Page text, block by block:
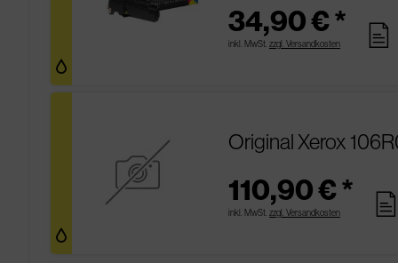
34,90 € *
inkl. MwSt. zzgl. Versandkosten pages
Original Xerox
110,90 € *
inkl. MwSt. zzgl. Versandkosten pages